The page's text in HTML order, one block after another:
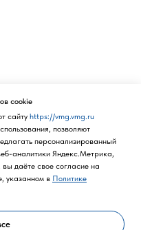
для всех, кто
UNI.CO подходит для
картон,
Это уникальное и
уже имеющегося
cookie
сайту https://vmg.vmg.ru
позволяют
персонализированный
аналитики Яндекс.Метрика,
даёте свое согласие на
указанном в Политике